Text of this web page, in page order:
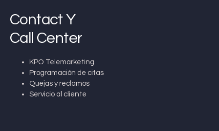
Contact Y
Call Center
KPO Telemarketing
Programación de citas
Quejas y reclamos
Servicio al cliente